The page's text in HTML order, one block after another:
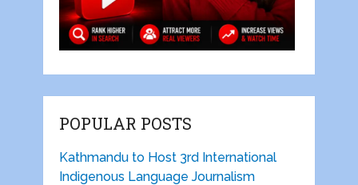
POPULAR POSTS
Kathmandu to Host 3rd International
Indigenous Language Journalism